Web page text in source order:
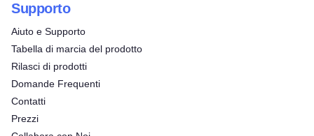
Supporto
Aiuto e Supporto
Tabella di marcia del prodotto
Rilasci di prodotti
Domande Frequenti
Contatti
Prezzi